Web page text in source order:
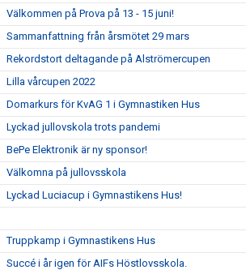
Välkommen på Prova på 13 - 15 juni!
Sammanfattning från årsmötet 29 mars
Rekordstort deltagande på Alströmercupen
Lilla vårcupen 2022
Domarkurs för KvAG 1 i Gymnastiken Hus
Lyckad jullovskola trots pandemi
BePe Elektronik är ny sponsor!
Välkomna på jullovsskola
Lyckad Luciacup i Gymnastikens Hus!
Truppkamp i Gymnastikens Hus
Succé i år igen för AIFs Höstlovsskola.